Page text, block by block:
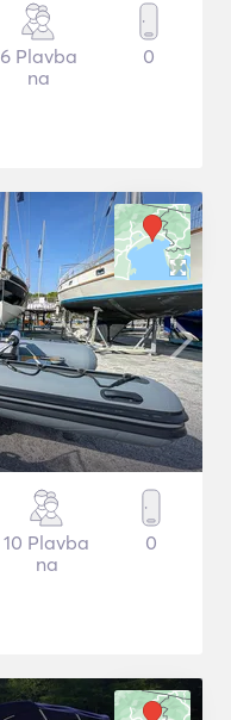
6 Plavba
na
0
10 Plavba
na
0